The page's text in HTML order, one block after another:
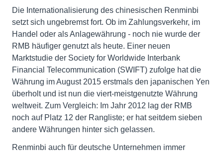
Die Internationalisierung des chinesischen Renminbi
setzt sich ungebremst fort. Ob im Zahlungsverkehr, im
Handel oder als Anlagewährung - noch nie wurde der
RMB häufiger genutzt als heute. Einer neuen
Marktstudie der Society for Worldwide Interbank
Financial Telecommunication (SWIFT) zufolge hat die
Währung im August 2015 erstmals den japanischen Yen
überholt und ist nun die viert-meistgenutzte Währung
weltweit. Zum Vergleich: Im Jahr 2012 lag der RMB
noch auf Platz 12 der Rangliste; er hat seitdem sieben
andere Währungen hinter sich gelassen.
Renminbi auch für deutsche Unternehmen immer